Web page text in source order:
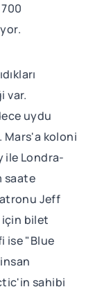
var.
uydu
Mars'a koloni
ile Londra-
saate
Jeff
için bilet
ise "Blue
sahibi